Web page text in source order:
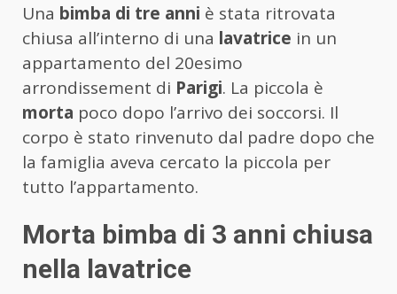
Una bimba di tre anni è stata ritrovata
chiusa all’interno di una lavatrice in un
appartamento del 20esimo
arrondissement di Parigi. La piccola è
morta poco dopo l’arrivo dei soccorsi. Il
corpo è stato rinvenuto dal padre dopo che
la famiglia aveva cercato la piccola per
tutto l’appartamento.
Morta bimba di 3 anni chiusa
nella lavatrice